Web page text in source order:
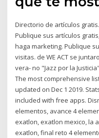
Directorio de artículos
Publique sus artículos
haga marketing. Publique
visitas. de WE ACT se
vera- no "Jazz por la
The most comprehensive
updated on Dec 1 2019.
included with free apps.
elementos, avance 4
exatlon, exatlon mexico, la
exatlon, final reto 4